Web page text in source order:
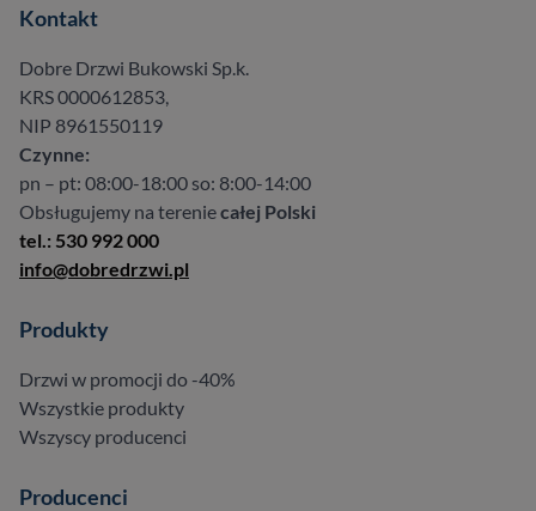
Kontakt
Dobre Drzwi Bukowski Sp.k.
KRS 0000612853,
NIP 8961550119
Czynne:
pn – pt: 08:00-18:00 so: 8:00-14:00
Obsługujemy na tereniecałej Polski
tel.: 530 992 000
info@dobredrzwi.pl
Produkty
Drzwi w promocji do -40%
Wszystkie produkty
Wszyscy producenci
Producenci